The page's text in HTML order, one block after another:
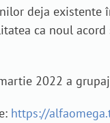
deja
ca noul
2022 a
https://